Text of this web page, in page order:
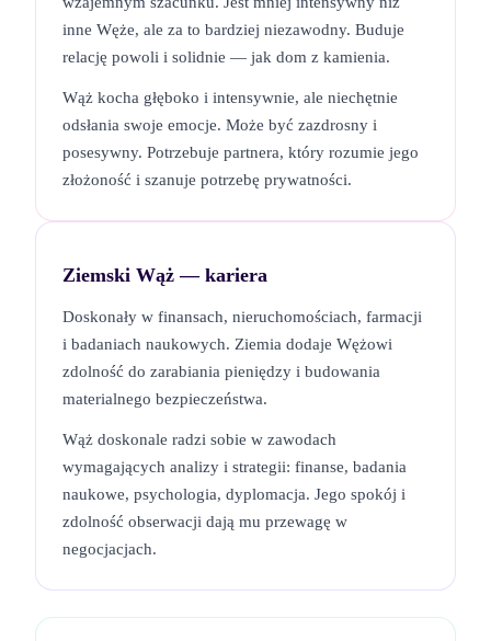
inne Węże, ale za to bardziej niezawodny. Buduje
relację powoli i solidnie — jak dom z kamienia.
Wąż kocha głęboko i intensywnie, ale niechętnie
odsłania swoje emocje. Może być zazdrosny i
posesywny. Potrzebuje partnera, który rozumie jego
złożoność i szanuje potrzebę prywatności.
Ziemski Wąż — kariera
Doskonały w finansach, nieruchomościach, farmacji
i badaniach naukowych. Ziemia dodaje Wężowi
zdolność do zarabiania pieniędzy i budowania
materialnego bezpieczeństwa.
Wąż doskonale radzi sobie w zawodach
wymagających analizy i strategii: finanse, badania
naukowe, psychologia, dyplomacja. Jego spokój i
zdolność obserwacji dają mu przewagę w
negocjacjach.